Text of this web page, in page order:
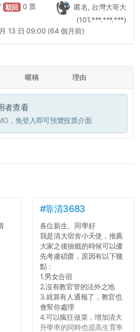
匿名, 台灣大哥大
(101.***.***.***)
駁回 0 票
13 日 09:00 (64 個月前)
暱稱 理由
者查看
，免登入即可預覽投票介面
#靠清3683
各位新生、同學好
我是清大宿舍小天使，推薦
大家之後抽籤的時候可以優
先考慮碩齋，原因有以下幾
點：
1.男女合宿
2.沒有教官管的法外之地
3.就算有人通報了，教官也
會幫你處理
4.可以瘋狂做菜，增加清大
升學率的同時也提高生育率